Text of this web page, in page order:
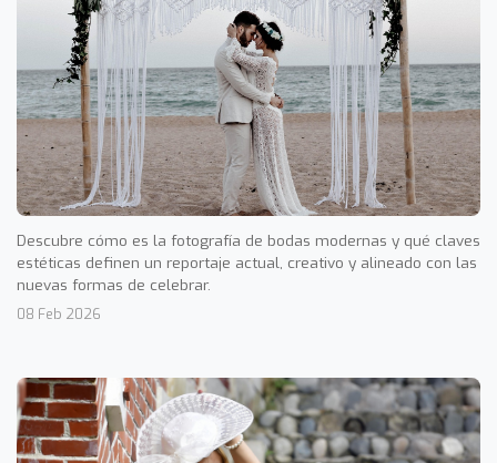
Descubre cómo es la fotografía de bodas modernas y qué claves
estéticas definen un reportaje actual, creativo y alineado con las
nuevas formas de celebrar.
08 Feb 2026